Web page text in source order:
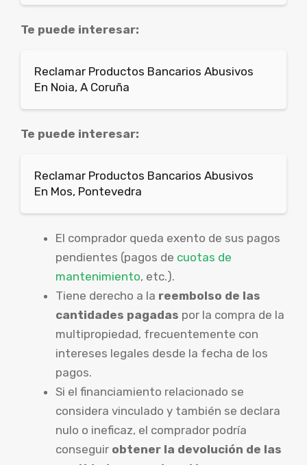
Te puede interesar:
Reclamar Productos Bancarios Abusivos
En Noia, A Coruña
Te puede interesar:
Reclamar Productos Bancarios Abusivos
En Mos, Pontevedra
El comprador queda exento de sus pagos
pendientes (pagos de cuotas de
mantenimiento, etc.).
Tiene derecho a la reembolso de las
cantidades pagadas por la compra de la
multipropiedad, frecuentemente con
intereses legales desde la fecha de los
pagos.
Si el financiamiento relacionado se
considera vinculado y también se declara
nulo o ineficaz, el comprador podría
conseguir obtener la devolución de las